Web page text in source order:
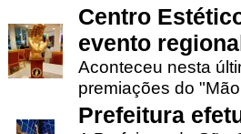
Centro
evento
Aconteceu nesta
premiações do
Prefeitura